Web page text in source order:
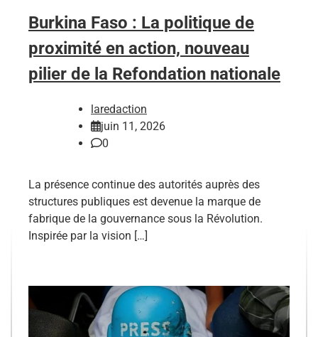
Burkina Faso : La politique de
proximité en action, nouveau
pilier de la Refondation nationale
laredaction
juin 11, 2026
0
La présence continue des autorités auprès des
structures publiques est devenue la marque de
fabrique de la gouvernance sous la Révolution.
Inspirée par la vision […]